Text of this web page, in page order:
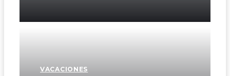
VACACIONES